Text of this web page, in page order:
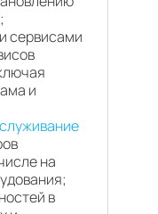
сервисами
и
на
в